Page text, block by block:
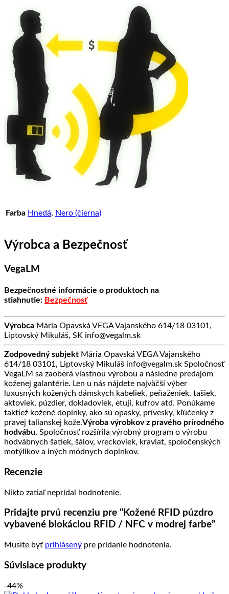
Farba Hnedá, Nero (čierna)
Výrobca a Bezpečnosť
VegaLM
Bezpečnostné informácie o produktoch na
stiahnutie: Bezpečnosť
Výrobca Mária Opavská VEGA Vajanského 614/18 03101,
Liptovský Mikuláš, SK info@vegalm.sk
Zodpovedný subjekt Mária Opavská VEGA Vajanského
614/18 03101, Liptovský Mikuláš info@vegalm.sk Spoločnosť
VegaLM sa zaoberá vlastnou výrobou a následne predajom
koženej galantérie. Len u nás nájdete najväčší výber
luxusných kožených dámskych kabeliek, peňaženiek, tašiek,
aktoviek, púzdier, dokladoviek, etují, kufrov atď. Ponúkame
taktiež kožené doplnky, ako sú opasky, prívesky, kľúčenky z
pravej talianskej kože.Výroba výrobkov z pravého prírodného
hodvábu. Spoločnosť rozšírila výrobný program o výrobu
hodvábnych šatiek, šálov, vreckoviek, kraviat, spoločenských
motýlikov a iných módnych doplnkov.
Recenzie
Nikto zatiaľ nepridal hodnotenie.
Pridajte prvú recenziu pre “Kožené RFID púzdro
vybavené blokáciou RFID / NFC v modrej farbe”
Musíte byť prihlásený pre pridanie hodnotenia.
Súvisiace produkty
-44%